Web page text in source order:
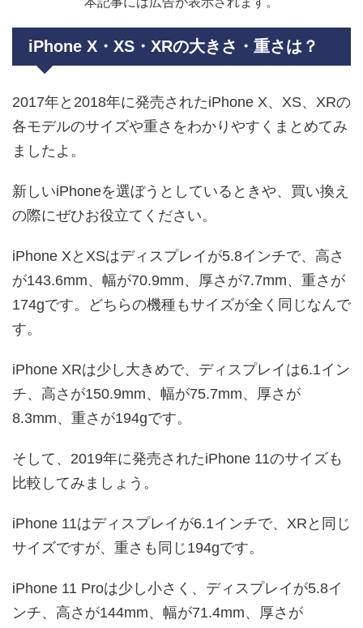
iPhone X・XS・XRの大きさ・重さは？
2017年と2018年に発売されたiPhone X、XS、XRの
各モデルのサイズや重さをわかりやすくまとめてみ
ましたよ。
新しいiPhoneを選ぼうとしているときや、買い換え
の際にぜひお役立てください。
iPhone XとXSはディスプレイが5.8インチで、高さ
が143.6mm、幅が70.9mm、厚さが7.7mm、重さが
174gです。どちらの機種もサイズが全く同じなんで
す。
iPhone XRは少し大きめで、ディスプレイは6.1イン
チ、高さが150.9mm、幅が75.7mm、厚さが
8.3mm、重さが194gです。
そして、2019年に発売されたiPhone 11のサイズも
比較してみましょう。
iPhone 11はディスプレイが6.1インチで、XRと同じ
サイズですが、重さも同じ194gです。
iPhone 11 Proは少し小さく、ディスプレイが5.8イ
ンチ、高さが144mm、幅が71.4mm、厚さが